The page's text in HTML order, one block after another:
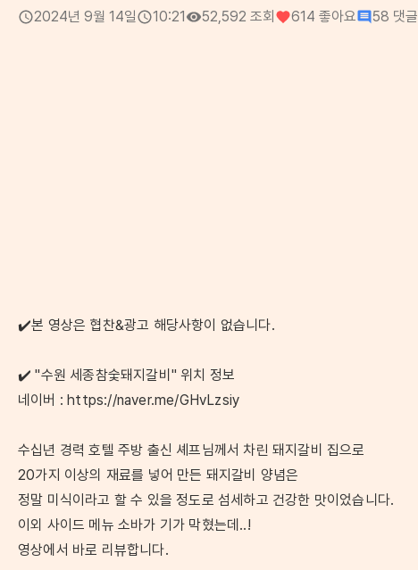
2024년 9월 14일 10:21 52,592 조회 614 좋아요 58 댓글
✔️본 영상은 협찬&광고 해당사항이 없습니다.
✔️ "수원 세종참숯돼지갈비" 위치 정보
네이버 : https://naver.me/GHvLzsiy
수십년 경력 호텔 주방 출신 셰프님께서 차린 돼지갈비 집으로
20가지 이상의 재료를 넣어 만든 돼지갈비 양념은
정말 미식이라고 할 수 있을 정도로 섬세하고 건강한 맛이었습니다.
이외 사이드 메뉴 소바가 기가 막혔는데..!
영상에서 바로 리뷰합니다.